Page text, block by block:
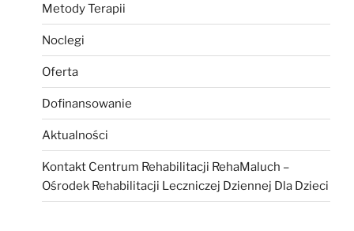
Metody Terapii
Noclegi
Oferta
Dofinansowanie
Aktualności
Kontakt Centrum Rehabilitacji RehaMaluch –
Ośrodek Rehabilitacji Leczniczej Dziennej Dla Dzieci